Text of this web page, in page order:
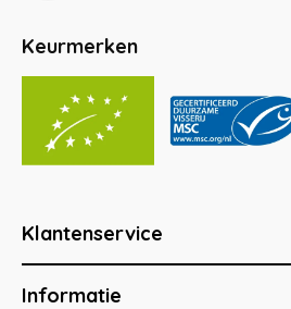
Keurmerken
Klantenservice
Informatie